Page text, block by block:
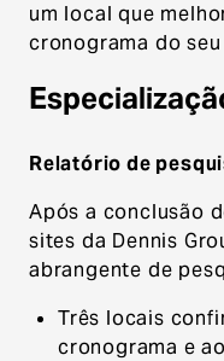
um local que
cronograma do
Relatório de
Após a conclusão
sites da Dennis
abrangente de
Três locais
cronograma e